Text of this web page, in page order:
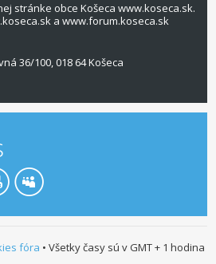
stránke obce Košeca www.koseca.sk.
a www.forum.koseca.sk
36/100, 018 64 Košeca
fóra • Všetky časy sú v GMT + 1 hodina